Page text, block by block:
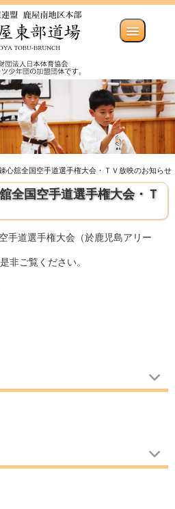
心舘全国空手道選手権大会・ＴＶ放映のお知らせ
全国空手道選手権大会・Ｔ
手道選手権大会（於鹿児島アリー
非ご覧ください。